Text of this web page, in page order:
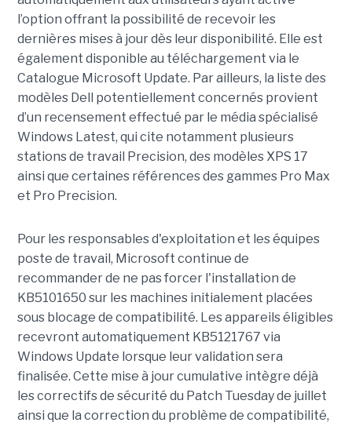
l’option offrant la possibilité de recevoir les
dernières mises à jour dès leur disponibilité. Elle est
également disponible au téléchargement via le
Catalogue Microsoft Update. Par ailleurs, la liste des
modèles Dell potentiellement concernés provient
d’un recensement effectué par le média spécialisé
Windows Latest, qui cite notamment plusieurs
stations de travail Precision, des modèles XPS 17
ainsi que certaines références des gammes Pro Max
et Pro Precision.
Pour les responsables d'exploitation et les équipes
poste de travail, Microsoft continue de
recommander de ne pas forcer l'installation de
KB5101650 sur les machines initialement placées
sous blocage de compatibilité. Les appareils éligibles
recevront automatiquement KB5121767 via
Windows Update lorsque leur validation sera
finalisée. Cette mise à jour cumulative intègre déjà
les correctifs de sécurité du Patch Tuesday de juillet
ainsi que la correction du problème de compatibilité,